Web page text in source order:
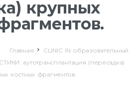
крупных
Главная
CLINIC IN образовательный
аутотрансплантация (пересадка)
костных фрагментов.